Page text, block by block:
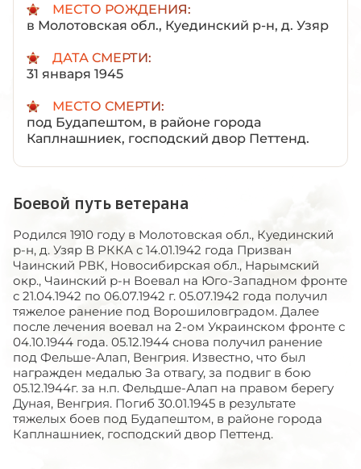
МЕСТО РОЖДЕНИЯ:
в Молотовская обл., Куединский р-н, д. Узяр
ДАТА СМЕРТИ:
31 января 1945
МЕСТО СМЕРТИ:
под Будапештом, в районе города
Каплнашниек, господский двор Петтенд.
Боевой путь ветерана
Родился 1910 году в Молотовская обл., Куединский
р-н, д. Узяр В РККА с 14.01.1942 года Призван
Чаинский РВК, Новосибирская обл., Нарымский
окр., Чаинский р-н Воевал на Юго-Западном фронте
с 21.04.1942 по 06.07.1942 г. 05.07.1942 года получил
тяжелое ранение под Ворошиловградом. Далее
после лечения воевал на 2-ом Украинском фронте с
04.10.1944 года. 05.12.1944 снова получил ранение
под Фельше-Алап, Венгрия. Известно, что был
награжден медалью За отвагу, за подвиг в бою
05.12.1944г. за н.п. Фельдше-Алап на правом берегу
Дуная, Венгрия. Погиб 30.01.1945 в результате
тяжелых боев под Будапештом, в районе города
Каплнашниек, господский двор Петтенд.